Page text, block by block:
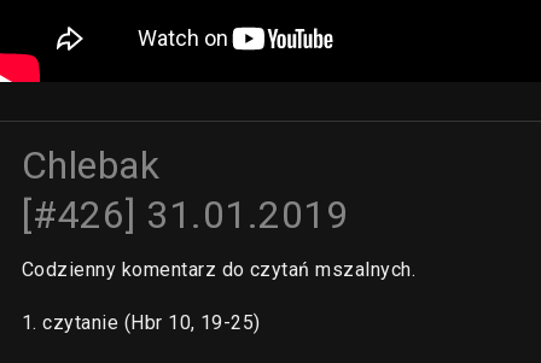
Chlebak
[#426] 31.01.2019
Codzienny komentarz do czytań mszalnych.
1. czytanie (Hbr 10, 19-25)